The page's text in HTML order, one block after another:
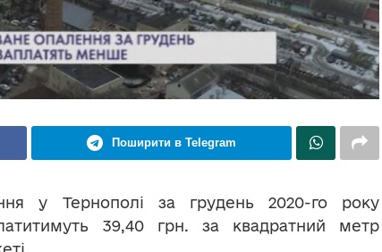
Поширити в Telegram
у Тернополі за грудень 2020-го року
39,40 грн. за квадратний метр